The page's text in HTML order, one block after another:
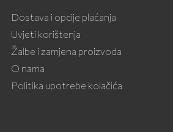
Dostava i opcije plaćanja
Uvjeti korištenja
Žalbe i zamjena proizvoda
O nama
Politika upotrebe kolačića